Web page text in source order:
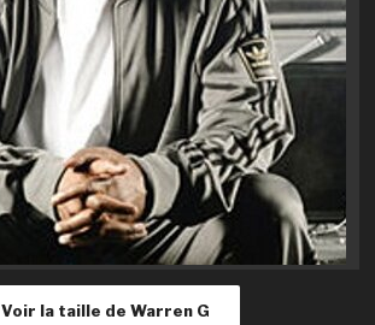
Voir la taille de Warren G